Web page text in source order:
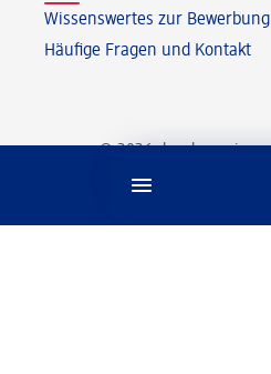
© 2026 dm-drogerie
Wissenswertes zur Bewerbung
Häufige Fragen und Kontakt